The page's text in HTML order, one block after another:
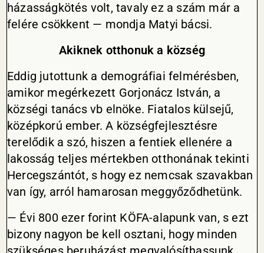
házasságkötés volt, tavaly ez a szám már a
felére csökkent — mondja Matyi bácsi.
Akiknek otthonuk a község
Eddig jutottunk a demográfiai felmérésben,
amikor megérkezett Gorjonácz István, a
községi tanács vb elnöke. Fiatalos külsejű,
középkorú ember. A községfejlesztésre
terelődik a szó, hiszen a fentiek ellenére a
lakosság teljes mértekben otthonának tekinti
Hercegszántót, s hogy ez nemcsak szavakban
van így, arról hamarosan meggyőződhetünk.
— Évi 800 ezer forint KÖFA-alapunk van, s ezt
bizony nagyon be kell osztani, hogy minden